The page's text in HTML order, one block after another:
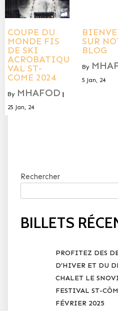
COUPE DU
MONDE FIS
DE SKI
ACROBATIQUE
VAL ST-
COME 2024
By MHAFOD |
25 Jan, 24
SUR
BLOG
By
5 Jan, 24
Rechercher
BILLETS
PROFITEZ DES
D’HIVER ET DU
CHALET LE
FESTIVAL ST-
FÉVRIER 2025